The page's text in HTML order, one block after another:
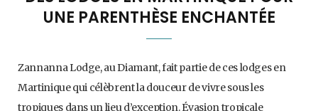
UNE PARENTHÈSE ENCHANTÉE
Zannanna Lodge, au Diamant, fait partie de ces lodges en
Martinique qui célèbrent la douceur de vivre sous les
tropiques dans un lieu d’exception. Évasion tropicale